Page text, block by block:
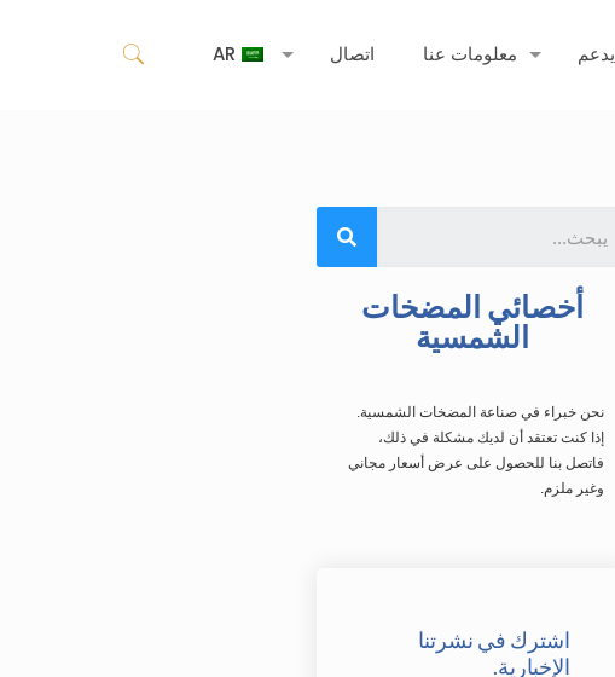
يدعم معلومات عنا اتصال AR
أخصائي المضخات
الشمسية
نحن خبراء في صناعة المضخات الشمسية.
إذا كنت تعتقد أن لديك مشكلة في ذلك،
فاتصل بنا للحصول على عرض أسعار مجاني
وغير ملزم.
اشترك في نشرتنا
الإخبارية.